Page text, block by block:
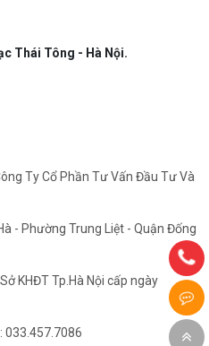
Thái Tông - Hà Nội.
Ty Cổ Phần Tư Vấn Đầu Tư Và
- Phường Trung Liệt - Quận Đống
KHĐT Tp.Hà Nội cấp ngày
033.457.7086